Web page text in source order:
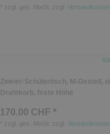
zzgl. ges. MwSt. zzgl. Versandkosten
Zweier-Schülertisch, M-Gestell,
Drahtkorb, feste Höhe
170.00 CHF *
zzgl. ges. MwSt. zzgl. Versandkosten